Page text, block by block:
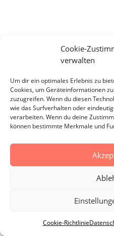
Cookie-
verwalten
Um dir ein optimales Erlebnis zu
Cookies, um Geräteinformationen
zuzugreifen. Wenn du diesen
wie das Surfverhalten oder
verarbeiten. Wenn du deine
können bestimmte Merkmale und
Cookie-Richtlinie